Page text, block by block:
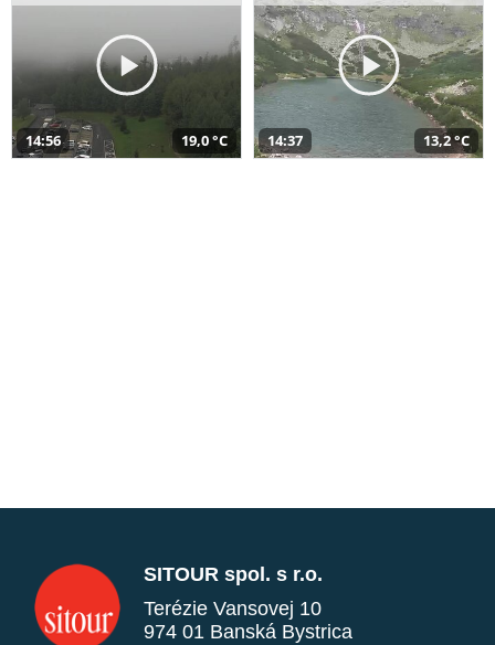
14:56 19,0 °C 14:37 13,2 °C
SITOUR spol. s r.o.
Terézie Vansovej 10
974 01 Banská Bystrica